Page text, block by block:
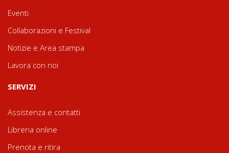
Eventi
Collaborazioni e Festival
Notizie e Area stampa
Lavora con noi
SERVIZI
Assistenza e contatti
Libreria online
Prenota e ritira